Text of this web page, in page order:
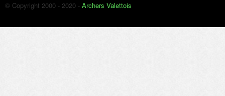
© Copyright 2000 - 2020 - Archers Valettois